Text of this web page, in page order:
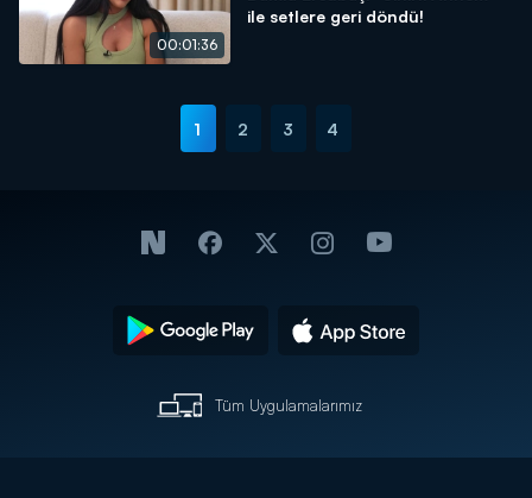
00:01:36
ile setlere geri döndü!
1 2 3 4
Tüm Uygulamalarımız